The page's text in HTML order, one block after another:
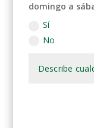
domingo a
Sí
No